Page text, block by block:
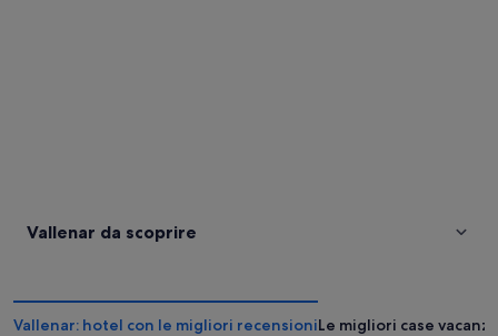
Vallenar da scoprire
Vallenar: hotel con le migliori recensioniLe migliori case